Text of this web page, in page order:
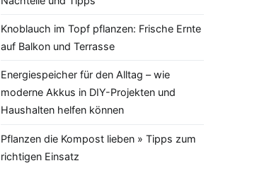
Knoblauch im Topf pflanzen: Frische Ernte
auf Balkon und Terrasse
Energiespeicher für den Alltag – wie
moderne Akkus in DIY-Projekten und
Haushalten helfen können
Pflanzen die Kompost lieben » Tipps zum
richtigen Einsatz